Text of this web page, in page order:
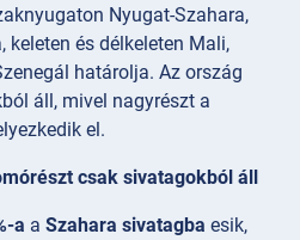
Nyugat-Szahara,
keleten és délkeleten Mali,
határolja. Az ország
áll, mivel nagyrészt a
el.
csak sivatagokból áll
a a Szahara sivatagba esik,